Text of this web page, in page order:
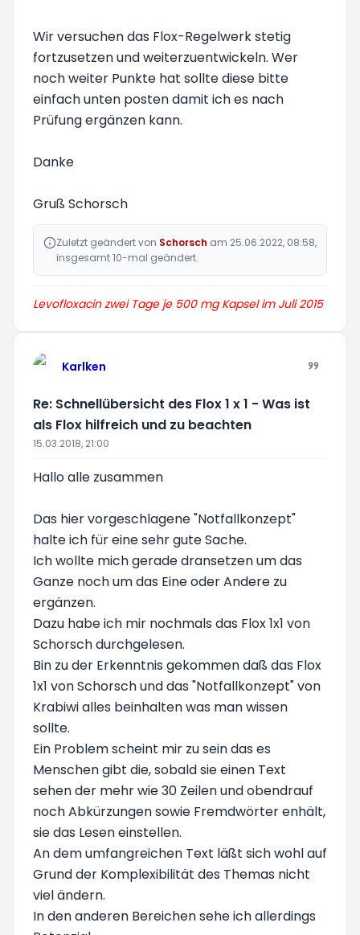
Wir versuchen das Flox-Regelwerk stetig
fortzusetzen und weiterzuentwickeln. Wer
noch weiter Punkte hat sollte diese bitte
einfach unten posten damit ich es nach
Prüfung ergänzen kann.
Danke
Gruß Schorsch
Zuletzt geändert von Schorsch am 25.06.2022, 08:58,
insgesamt 10-mal geändert.
Levofloxacin zwei Tage je 500 mg Kapsel im Juli 2015
Karlken
Re: Schnellübersicht des Flox 1 x 1 - Was ist
als Flox hilfreich und zu beachten
15.03.2018, 21:00
Hallo alle zusammen
Das hier vorgeschlagene "Notfallkonzept"
halte ich für eine sehr gute Sache.
Ich wollte mich gerade dransetzen um das
Ganze noch um das Eine oder Andere zu
ergänzen.
Dazu habe ich mir nochmals das Flox 1x1 von
Schorsch durchgelesen.
Bin zu der Erkenntnis gekommen daß das Flox
1x1 von Schorsch und das "Notfallkonzept" von
Krabiwi alles beinhalten was man wissen
sollte.
Ein Problem scheint mir zu sein das es
Menschen gibt die, sobald sie einen Text
sehen der mehr wie 30 Zeilen und obendrauf
noch Abkürzungen sowie Fremdwörter enhält,
sie das Lesen einstellen.
An dem umfangreichen Text läßt sich wohl auf
Grund der Komplexibilität des Themas nicht
viel ändern.
In den anderen Bereichen sehe ich allerdings